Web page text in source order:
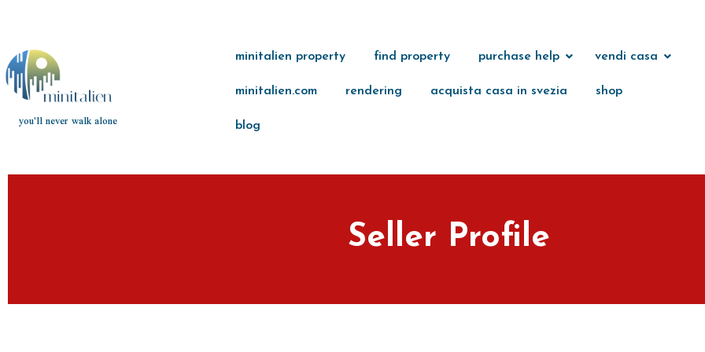
you'll never walk alone
minitalien property find property purchase help vendi casa
minitalien.com rendering acquista casa in svezia shop
blog
Seller Profile